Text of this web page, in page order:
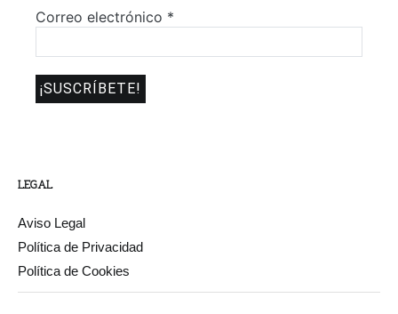
Correo electrónico *
LEGAL
Aviso Legal
Política de Privacidad
Política de Cookies